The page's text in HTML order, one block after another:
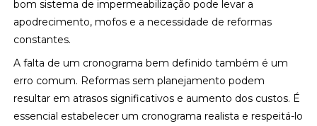
bom sistema de impermeabilização pode levar a
apodrecimento, mofos e a necessidade de reformas
constantes.
A falta de um cronograma bem definido também é um
erro comum. Reformas sem planejamento podem
resultar em atrasos significativos e aumento dos custos. É
essencial estabelecer um cronograma realista e respeitá-lo